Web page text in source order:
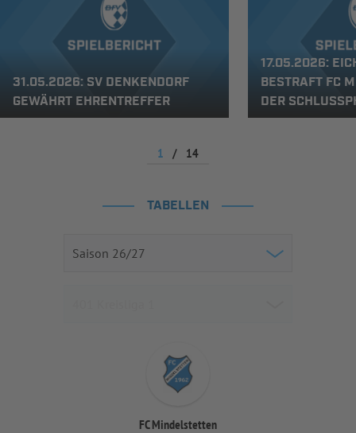
31.05.2026: SV DENKENDORF
GEWÄHRT EHRENTREFFER
17.05.2026:
BESTRAFT FC
DER
1 / 14
TABELLEN
FC Mindelstetten